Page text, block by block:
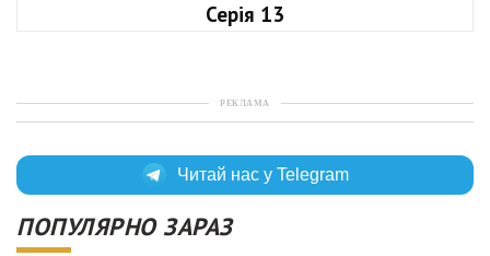
Серія 13
РЕКЛАМА
Читай нас у Telegram
ПОПУЛЯРНО ЗАРАЗ